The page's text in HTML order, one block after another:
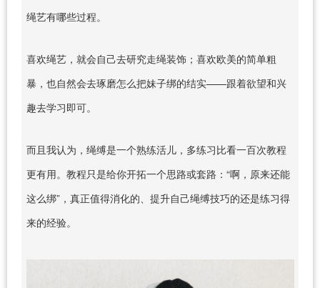
绳艺有哪些过程。
喜欢绳艺，就会自己去研究走绳装饰；喜欢欧美的简单粗
暴，也自然会去琢磨怎么把妹子绑的结实——跟着欲望和兴
趣去学习即可。
而且我认为，绳缚是一个熟练活儿，多练习比看一百次教程
更有用。教程只是给你开拓一个思路或套路：“啊，原来还能
这么绑”，真正值得消化的、提升自己绳缚技巧的还是练习得
来的经验。